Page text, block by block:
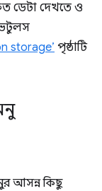
ডেটা দেখতে ও
storage’ পৃষ্ঠাটি
আসন্ন কিছু